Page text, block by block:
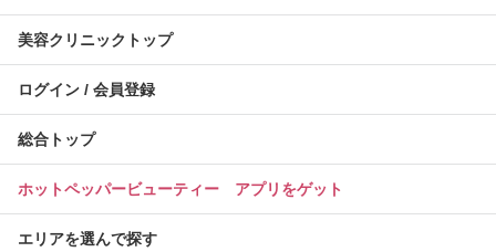
美容クリニックトップ
ログイン / 会員登録
総合トップ
ホットペッパービューティー アプリをゲット
エリアを選んで探す